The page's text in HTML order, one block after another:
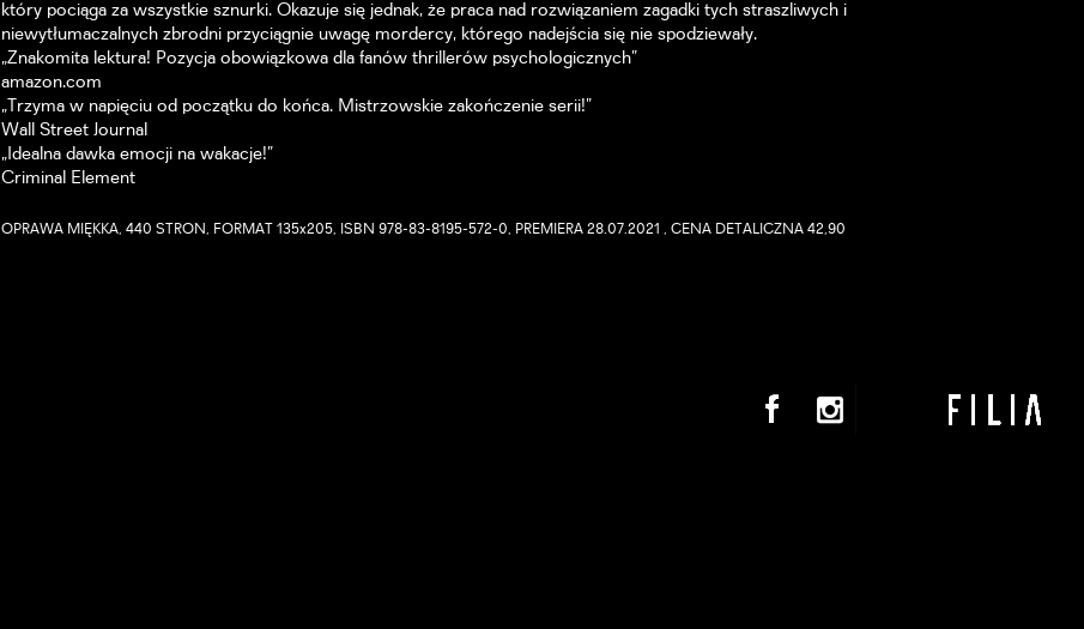
który pociąga za wszystkie sznurki. Okazuje się jednak, że praca nad rozwiązaniem zagadki tych straszliwych i
niewytłumaczalnych zbrodni przyciągnie uwagę mordercy, którego nadejścia się nie spodziewały.
„Znakomita lektura! Pozycja obowiązkowa dla fanów thrillerów psychologicznych”
amazon.com
„Trzyma w napięciu od początku do końca. Mistrzowskie zakończenie serii!”
Wall Street Journal
„Idealna dawka emocji na wakacje!”
Criminal Element
OPRAWA MIĘKKA, 440 STRON, FORMAT 135x205, ISBN 978-83-8195-572-0, PREMIERA 28.07.2021 , CENA DETALICZNA 42,90